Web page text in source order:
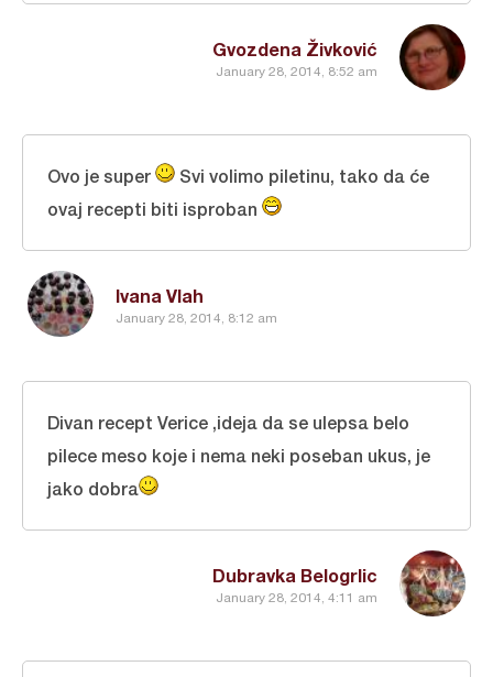
Gvozdena Živković
January 28, 2014, 8:52 am
Ivana Vlah
January 28, 2014, 8:12 am
Ovo je super
Svi volimo piletinu, tako da će
ovaj recepti biti isproban
Dubravka Belogrlic
January 28, 2014, 4:11 am
Divan recept Verice ,ideja da se ulepsa belo
pilece meso koje i nema neki poseban ukus, je
jako dobra